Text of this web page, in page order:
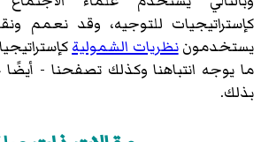
كإستراتيجيات للتوجيه، وقد نعمم
يستخدموننظريات الشمولية
ما يوجه انتباهنا وكذلك تصفحنا - أيضًا
بذلك.